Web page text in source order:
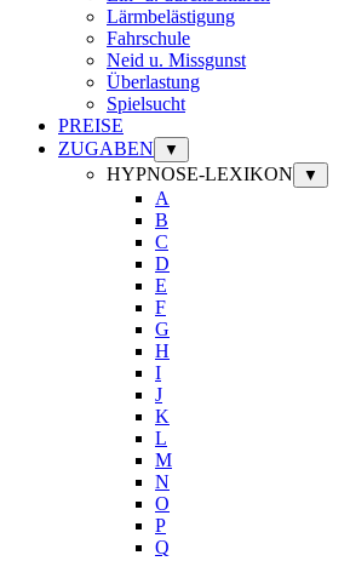
Lärmbelästigung
Fahrschule
Neid u. Missgunst
Überlastung
Spielsucht
PREISE
ZUGABEN
▼
HYPNOSE-LEXIKON ▼
A
B
C
D
E
F
G
H
I
J
K
L
M
N
O
P
Q